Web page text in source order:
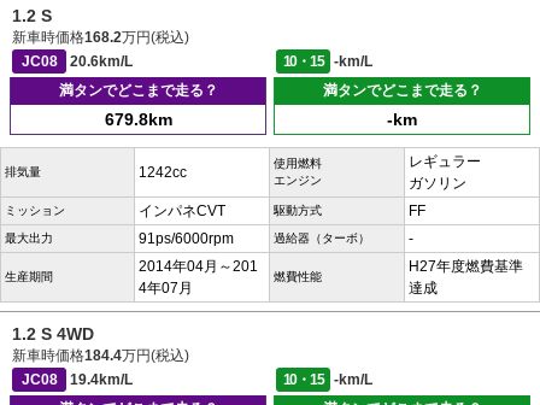
1.2 S
新車時価格168.2万円(税込)
JC08
20.6km/L 10・15
-km/L
満タンでどこまで走る？
679.8km
満タンでどこまで走る？
-km
排気量 1242cc
使用燃料
エンジン
レギュラー
ガソリン
ミッション インパネCVT 駆動方式 FF
最大出力 91ps/6000rpm 過給器（ターボ） -
生産期間
2014年04月～201
4年07月
燃費性能
H27年度燃費基準
達成
1.2 S 4WD
新車時価格184.4万円(税込)
JC08
19.4km/L 10・15
-km/L